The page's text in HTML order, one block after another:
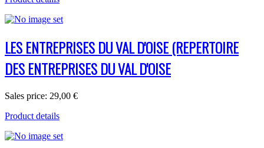
LES ENTREPRISES DU VAL D'OISE (REPERTOIRE
DES ENTREPRISES DU VAL D'OISE
Sales price: 29,00 €
Product details